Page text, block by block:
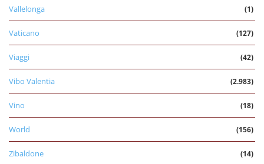
Vallelonga (1)
Vaticano (127)
Viaggi (42)
Vibo Valentia (2.983)
Vino (18)
World (156)
Zibaldone (14)